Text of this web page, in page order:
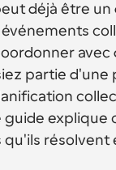
déjà être
partie